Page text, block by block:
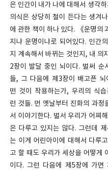
은 인간이 내가 나에 대해서 생각
의식은 상당히 철이 든다는 생겨
에 관한 책이 하나 있다. 《운명의
지냐 운명이냐로 되어있다. 인간
지 계속해서 바뀌는 것인지, 내 의
2장이 발달 중인 뇌이다. 벌써 순
들, 그 다음에 제3장이 배고픈 뇌
떤 것이 작용하는가, 우리의 식
런 것들. 먼 옛날부터 진화의 과정
서 이야기한다. 벌서 우리가 어찌
은 다루고 있지는 않다. 그런데
는 이게 어린아이에 대해서 다루
고 할 때도 우리가 세상을 어떻게
이다. 그런 다음에 제5장에 가면